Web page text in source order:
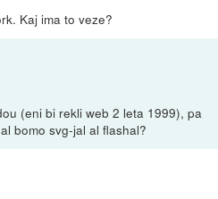
Kaj ima to veze?
(eni bi rekli web 2 leta 1999), pa
bomo svg-jal al flashal?